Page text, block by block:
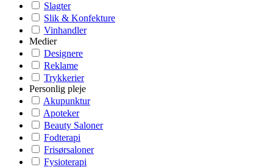
Slagter
Slik & Konfekture
Vinhandler
Medier
Designere
Reklame
Trykkerier
Personlig pleje
Akupunktur
Apoteker
Beauty Saloner
Fodterapi
Frisørsaloner
Fysioterapi